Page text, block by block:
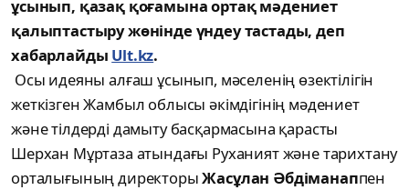
ұсынып, қазақ қоғамына ортақ мәдениет
қалыптастыру жөнінде үндеу тастады, деп
хабарлайды Ult.kz.
Осы идеяны алғаш ұсынып, мәселенің өзектілігін
жеткізген Жамбыл облысы әкімдігінің мәдениет
және тілдерді дамыту басқармасына қарасты
Шерхан Мұртаза атындағы Руханият және тарихтану
орталығының директорыЖасұлан Әбдіманаппен